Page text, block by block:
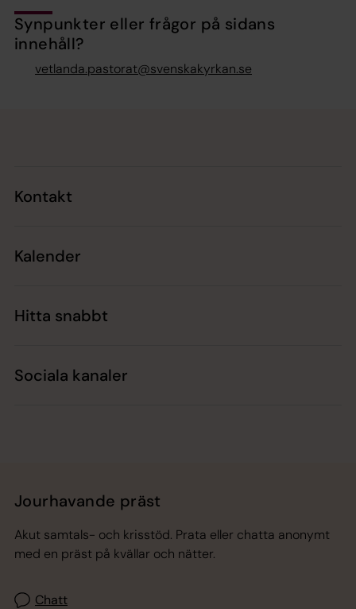
Synpunkter eller frågor på sidans
innehåll?
vetlanda.pastorat@svenskakyrkan.se
Kontakt
Kalender
Hitta snabbt
Sociala kanaler
Jourhavande präst
Akut samtals- och krisstöd. Prata eller chatta anonymt
med en präst på kvällar och nätter.
Chatt